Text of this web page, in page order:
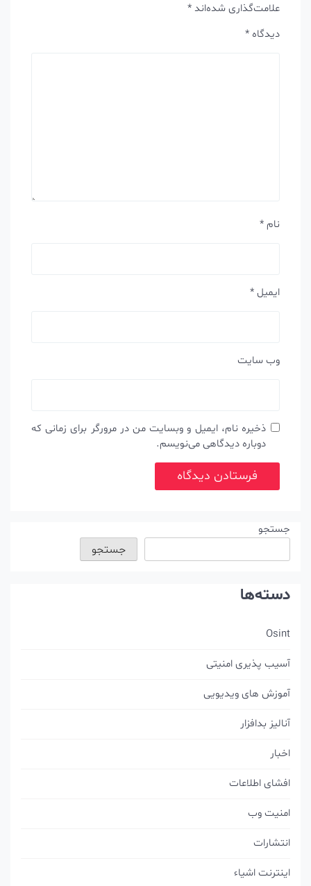
علامت‌گذاری شده‌اند*
دیدگاه*
ایمیل*
وب‌ سایت
ذخیره نام، ایمیل و وبسایت من در مرورگر برای زمانی که
دوباره دیدگاهی می‌نویسم.
جستجو
جستجو
دسته‌ها
Osint
آسیب پذیری امنیتی
آموزش های ویدیویی
آنالیز بدافزار
افشای اطلاعات
امنیت وب
انتشارات
اینترنت اشیاء